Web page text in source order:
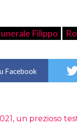
Filippo
Facebook
un prezioso